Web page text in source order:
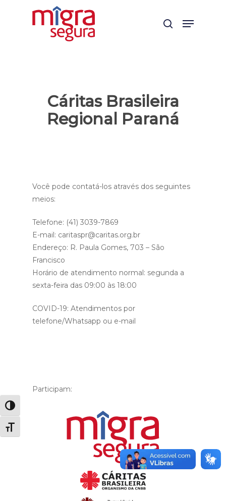
Alternar alto contraste
Alternar tamanho da fonte
search
Menu
Cáritas Brasileira
Regional Paraná
Você pode contatá-los através dos seguintes
meios:
Telefone: (41) 3039-7869
E-mail: caritaspr@caritas.org.br
Endereço: R. Paula Gomes, 703 – São
Francisco
Horário de atendimento normal: segunda a
sexta-feira das 09:00 às 18:00
COVID-19: Atendimentos por
telefone/Whatsapp ou e-mail
Participam: